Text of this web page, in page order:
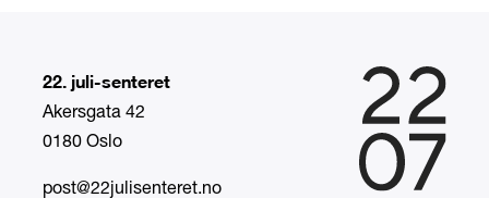
22. juli-senteret
Akersgata 42
0180 Oslo
post@22julisenteret.no